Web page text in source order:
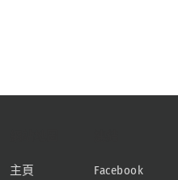
主頁
Facebook